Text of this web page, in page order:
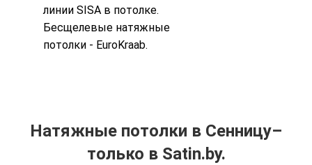
линии SISA в потолке.
Бесщелевые натяжные
потолки - EuroKraab.
Натяжные потолки в Сенницу–
только в Satin.by.